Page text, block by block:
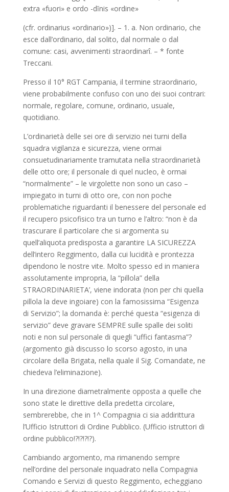
extra «fuori» e ordo -dĭnis «ordine»
(cfr. ordinarius «ordinario»)]. – 1. a. Non ordinario, che
esce dall’ordinario, dal solito, dal normale o dal
comune: casi, avvenimenti straordinarî. – * fonte
Treccani.
Presso il 10° RGT Campania, il termine straordinario,
viene probabilmente confuso con uno dei suoi contrari:
normale, regolare, comune, ordinario, usuale,
quotidiano.
L’ordinarietà delle sei ore di servizio nei turni della
squadra vigilanza e sicurezza, viene ormai
consuetudinariamente tramutata nella straordinarietà
delle otto ore; il personale di quel nucleo, è ormai
“normalmente” – le virgolette non sono un caso –
impiegato in turni di otto ore, con non poche
problematiche riguardanti il benessere del personale ed
il recupero psicofisico tra un turno e l’altro: “non è da
trascurare il particolare che si argomenta su
quell’aliquota predisposta a garantire LA SICUREZZA
dell’intero Reggimento, dalla cui lucidità e prontezza
dipendono le nostre vite. Molto spesso ed in maniera
assolutamente impropria, la “pillola” della
STRAORDINARIETA’, viene indorata (non per chi quella
pillola la deve ingoiare) con la famosissima “Esigenza
di Servizio”; la domanda è: perché questa “esigenza di
servizio” deve gravare SEMPRE sulle spalle dei soliti
noti e non sul personale di quegli “uffici fantasma”?
(argomento già discusso lo scorso agosto, in una
circolare della Brigata, nella quale il Sig. Comandate, ne
chiedeva l’eliminazione).
In una direzione diametralmente opposta a quelle che
sono state le direttive della predetta circolare,
sembrerebbe, che in 1^ Compagnia ci sia addirittura
l’Ufficio Istruttori di Ordine Pubblico. (Ufficio istruttori di
ordine pubblico!?!?!?!?).
Cambiando argomento, ma rimanendo sempre
nell’ordine del personale inquadrato nella Compagnia
Comando e Servizi di questo Reggimento, echeggiano